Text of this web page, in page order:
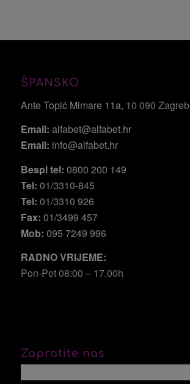
ŠPANSKO
Ante Topić Mimare 11a, 10 090 Zagreb
Email: alfabet@alfabet.hr
Email: info@alfabet.hr
Bespl tel: 0800 200 149
Tel: 01/3310-845
Tel: 01/3310 926
Fax: 01/3499 457
Mob: 095 7249 996
RADNO VRIJEME:
Pon-Pet 08:00 – 17.00h
Zapratite nas